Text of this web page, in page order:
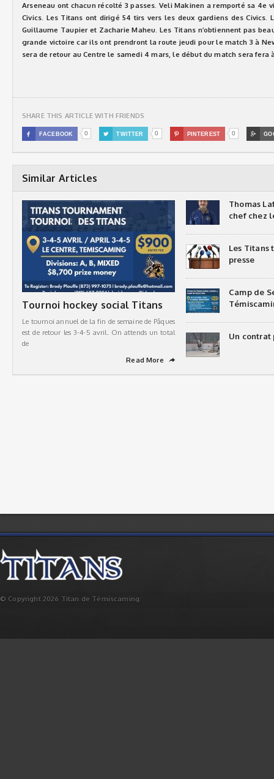
Arseneau ont chacun récolté 3 passes. Veli Makinen a remporté sa 4e
Civics. Les Titans ont dirigé 54 tirs vers les deux gardiens des Civics.
Guillaume Taupier et Zacharie Maheu. Les Titans n’obtiennent pas
grande victoire car ils ont prendront la route jeudi pour le match 3 à
sera de retour au Centre le samedi 4 mars, le début du match sera fera
SHARE THIS ARTICLE WITH FRIENDS
 FACEBOOK 0  TWITTER 0  PINTEREST 0 
Similar Articles
Tournoi hockey social Titans
Le tournoi annuel de la fin de semaine de Pâques
est de retour les 3-4-5 avril. On attends un total
de
Read More
➦
Thomas
chef chez
Les Titans
presse
Camp de
Un contrat
© Copyright 2026 Titan de Témiscaming.